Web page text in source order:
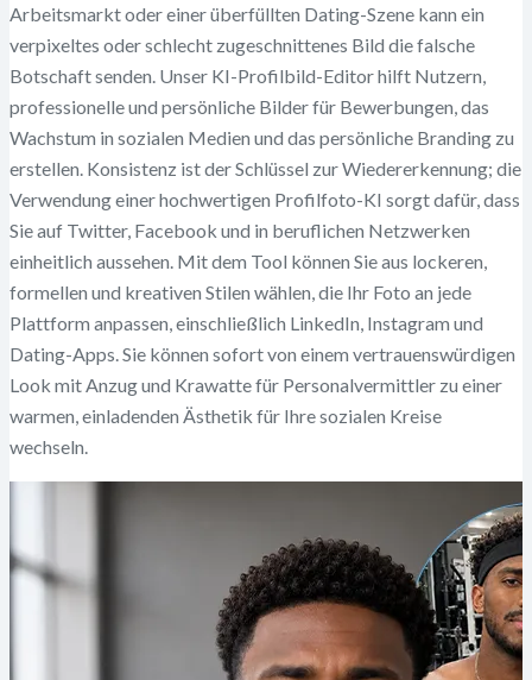
Arbeitsmarkt oder einer überfüllten Dating-Szene kann ein
verpixeltes oder schlecht zugeschnittenes Bild die falsche
Botschaft senden. Unser KI-Profilbild-Editor hilft Nutzern,
professionelle und persönliche Bilder für Bewerbungen, das
Wachstum in sozialen Medien und das persönliche Branding zu
erstellen. Konsistenz ist der Schlüssel zur Wiedererkennung; die
Verwendung einer hochwertigen Profilfoto-KI sorgt dafür, dass
Sie auf Twitter, Facebook und in beruflichen Netzwerken
einheitlich aussehen. Mit dem Tool können Sie aus lockeren,
formellen und kreativen Stilen wählen, die Ihr Foto an jede
Plattform anpassen, einschließlich LinkedIn, Instagram und
Dating-Apps. Sie können sofort von einem vertrauenswürdigen
Look mit Anzug und Krawatte für Personalvermittler zu einer
warmen, einladenden Ästhetik für Ihre sozialen Kreise
wechseln.